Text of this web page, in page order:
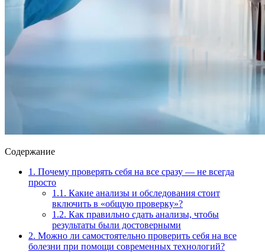
Содержание
1. Почему проверять себя на все сразу — не всегда
просто
1.1. Какие анализы и обследования стоит
включить в «общую проверку»?
1.2. Как правильно сдать анализы, чтобы
результаты были достоверными
2. Можно ли самостоятельно проверить себя на все
болезни при помощи современных технологий?